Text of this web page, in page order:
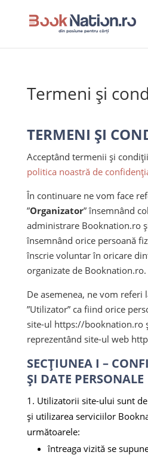
Termeni și
TERMENI ȘI
Acceptând termenii și
politica noastră de
În continuare ne vom face
”Organizator” însemnând
administrare Booknation.ro
însemnând orice persoană
înscrie voluntar în oricare
organizate de Booknation.ro.
De asemenea, ne vom referi
”Utilizator” ca fiind orice
site-ul https://booknation.ro
reprezentând site-ul web
SECȚIUNEA I –
ȘI DATE PERSONALE
Utilizatorii site-ului sunt
și utilizarea serviciilor
următoarele:
întreaga vizită se